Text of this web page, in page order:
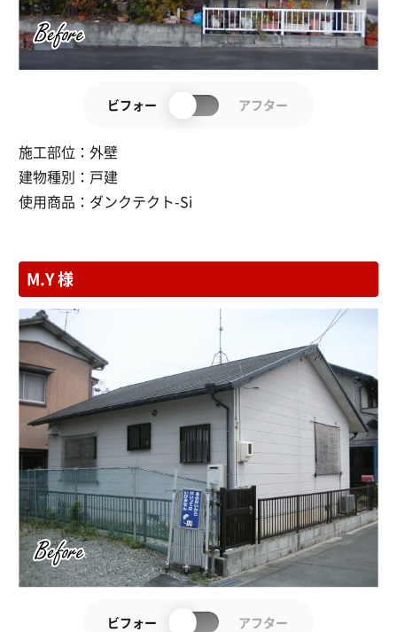
施工部位：外壁
建物種別： 戸建
使用商品： ダンクテクト-Si
ビフォー アフター
M.Y 様
ビフォー アフター